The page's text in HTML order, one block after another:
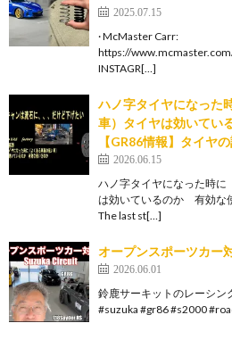
2025.07.15
· McMaster Carr:
https://
INSTAGR[…]
ハノ字タイヤになった
車）タイヤは効いて
【GR86情報】タイヤ
2026.06.15
ハノ字タイヤになった時に
は効いているのか 有効な
The last st[…]
オープンスポーツカー
2026.06.01
鈴鹿サーキットのレーシン
#suzuka #gr86 #s2000